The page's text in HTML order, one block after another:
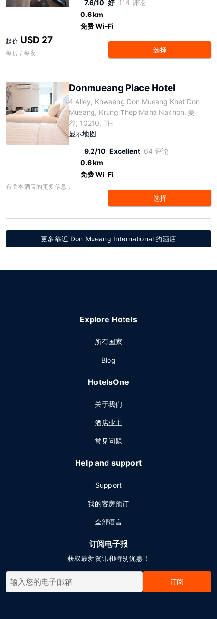
7.6/10 好 114 评论
0.6 km
免费 Wi-Fi
起价 USD 27
每房 / 每夜 选择
Donmueang Place Hotel
4 Alley, Khwaeng Don Mueang Khet Don
Mueang, Krung Thep Maha Nakhon, 曼
谷, 10210, TH
显示地图
9.2/10 Excellent 64 评论
0.6 km
免费 Wi-Fi
有关本酒店的更多信息：
选择
更多靠近 Don Mueang International 的酒店
Explore Hotels
所有国家
Blog
HotelsOne
关于我们
酒店业主
常见问题
Help and support
Support
我的客房预订
全部语言
订阅电子报
获取最新资讯和特别优惠！
订阅